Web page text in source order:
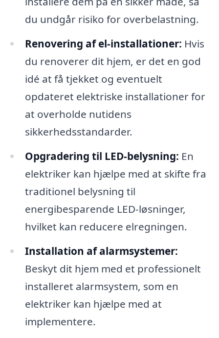
du undgår risiko for overbelastning.
Renovering af el-installationer: Hvis
du renoverer dit hjem, er det en god
idé at få tjekket og eventuelt
opdateret elektriske installationer for
at overholde nutidens
sikkerhedsstandarder.
Opgradering til LED-belysning: En
elektriker kan hjælpe med at skifte fra
traditionel belysning til
energibesparende LED-løsninger,
hvilket kan reducere elregningen.
Installation af alarmsystemer:
Beskyt dit hjem med et professionelt
installeret alarmsystem, som en
elektriker kan hjælpe med at
implementere.